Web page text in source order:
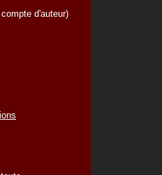
d'auteur)